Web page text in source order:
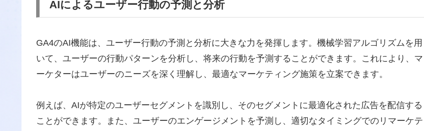
AIによるユーザー行動の予測と分析
GA4のAI機能は、ユーザー行動の予測と分析に大きな力を発揮します。機械学習アルゴリズムを用
いて、ユーザーの行動パターンを分析し、将来の行動を予測することができます。これにより、マ
ーケターはユーザーのニーズを深く理解し、最適なマーケティング施策を立案できます。
例えば、AIが特定のユーザーセグメントを識別し、そのセグメントに最適化された広告を配信する
ことができます。また、ユーザーのエンゲージメントを予測し、適切なタイミングでのリマーケテ